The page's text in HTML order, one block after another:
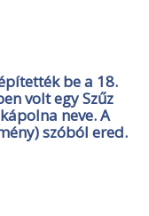
be a 18.
volt egy Szűz
neve. A
szóból ered.